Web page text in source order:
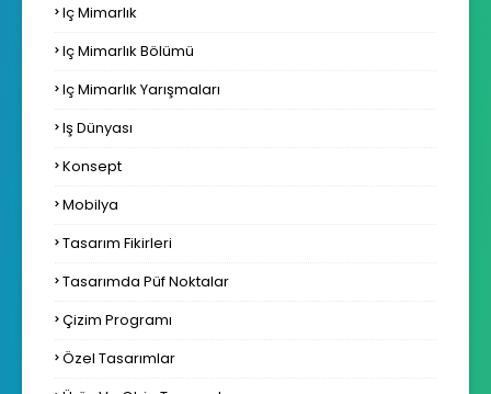
Iç Mimarlık
Iç Mimarlık Bölümü
Iç Mimarlık Yarışmaları
Iş Dünyası
Konsept
Mobilya
Tasarım Fikirleri
Tasarımda Püf Noktalar
Çizim Programı
Özel Tasarımlar